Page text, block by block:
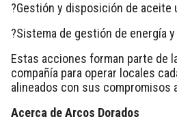
?Gestión y disposición de aceite
?Sistema de gestión de energía y
Estas acciones forman parte de
compañía para operar locales
alineados con sus compromisos
Acerca de Arcos Dorados